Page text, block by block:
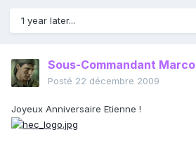
1 year later...
Sous-Commandant Marco
Posté 22 décembre 2009
Joyeux Anniversaire Etienne !